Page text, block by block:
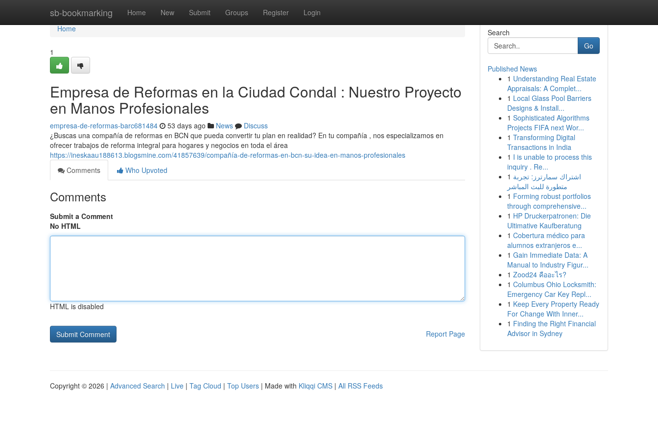
sb-bookmarking Home New Submit Groups Register Login
Home
Home
1
Empresa de Reformas en la Ciudad Condal : Nuestro Proyecto
en Manos Profesionales
empresa-de-reformas-barc681484 53 days ago News
Discuss
¿Buscas una compañía de reformas en BCN que pueda convertir tu plan en realidad? En tu compañía , nos especializamos en
ofrecer trabajos de reforma integral para hogares y negocios en toda el área
https://ineskaau188613.blogsmine.com/41857639/compañía-de-reformas-en-bcn-su-idea-en-manos-profesionales
Comments
Who Upvoted
Comments
Submit a Comment
No HTML
HTML is disabled
Report Page
Search
Go
Published News
1 Understanding Real Estate
Appraisals: A Complet...
1 Local Glass Pool Barriers
Designs & Install...
1 Sophisticated Algorithms
Projects FIFA next Wor...
1 Transforming Digital
Transactions in India
1 I is unable to process this
inquiry . Re...
1 اشتراك سمارترز: تجربة
متطورة للبث المباشر
1 Forming robust portfolios
through comprehensive...
1 HP Druckerpatronen: Die
Ultimative Kaufberatung
1 Cobertura médico para
alumnos extranjeros e...
1 Gain Immediate Data: A
Manual to Industry Figur...
1 Zood24 คืออะไร?
1 Columbus Ohio Locksmith:
Emergency Car Key Repl...
1 Keep Every Property Ready
For Change With Inner...
1 Finding the Right Financial
Advisor in Sydney
Copyright © 2026 | Advanced Search | Live | Tag Cloud | Top Users | Made with Kliqqi CMS | All RSS Feeds